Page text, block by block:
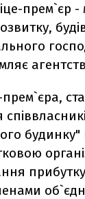
прем`єр -